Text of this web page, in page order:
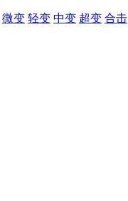
微变 轻变 中变 超变 合击